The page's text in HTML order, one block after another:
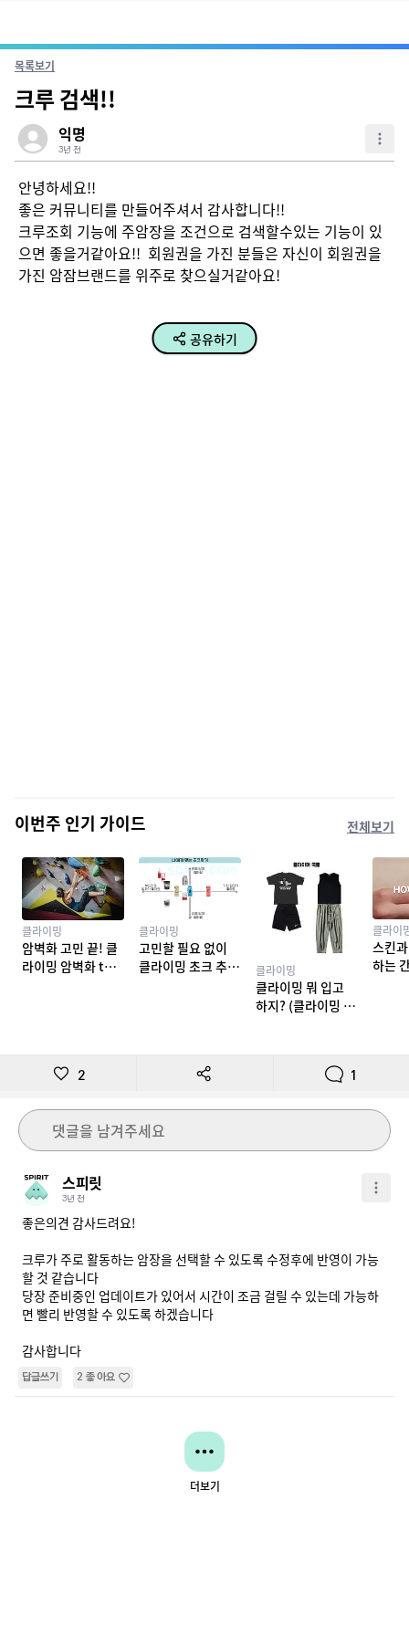
목록보기
크루 검색!!
익명
3년 전
안녕하세요!!
좋은 커뮤니티를 만들어주셔서 감사합니다!!
크루조회 기능에 주암장을 조건으로 검색할수있는 기능이 있
으면 좋을거같아요!!  회원권을 가진 분들은 자신이 회원권을
가진 암잠브랜드를 위주로 찾으실거같아요!
공유하기
이번주 인기 가이드 전체보기
클라이밍
암벽화 고민 끝! 클
라이밍 암벽화 top
클라이밍
고민할 필요 없이
클라이밍 초크 추천
클라이밍
클라이밍 뭐 입고
하지? (클라이밍 복
클라이
스킨
하는
2 1
댓글을 남겨주세요
스피릿
3년 전
좋은의견 감사드려요!
크루가 주로 활동하는 암장을 선택할 수 있도록 수정후에 반영이 가능
할 것 같습니다
당장 준비중인 업데이트가 있어서 시간이 조금 걸릴 수 있는데 가능하
면 빨리 반영할 수 있도록 하겠습니다
감사합니다
답글쓰기 2 좋아요
더보기